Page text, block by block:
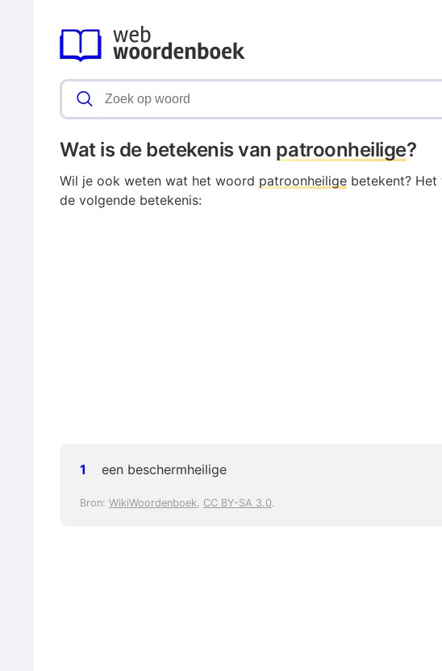
Wat is de betekenis van patroonheilige?
Wil je ook weten wat het woord patroonheilige betekent? Het
de volgende betekenis:
een beschermheilige
Bron: WikiWoordenboek, CC BY-SA 3.0.